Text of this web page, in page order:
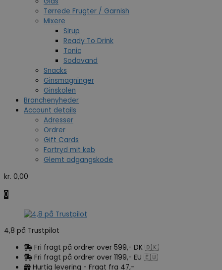
Tørrede Frugter / Garnish
Mixere
Sirup
Ready To Drink
Tonic
Sodavand
Snacks
Ginsmagninger
Ginskolen
Branchenyheder
Account details
Adresser
Ordrer
Gift Cards
Fortryd mit køb
Glemt adgangskode
kr. 0,00
0
4,8 på Trustpilot
Fri fragt på ordrer over 599,- DK 🇩🇰
Fri fragt på ordrer over 1199,- EU 🇪🇺
Hurtig levering - Fragt fra 47,-